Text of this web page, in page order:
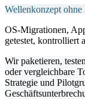
Wellenkonzept
OS-Migrationen,
getestet, kontrolliert
Wir paketieren,
oder vergleichbare
Strategie und